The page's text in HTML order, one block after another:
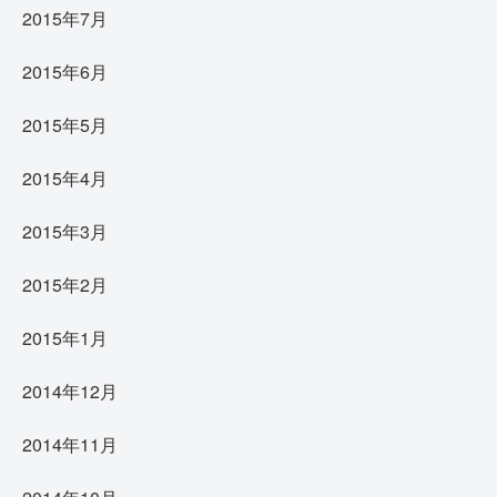
2015年7月
2015年6月
2015年5月
2015年4月
2015年3月
2015年2月
2015年1月
2014年12月
2014年11月